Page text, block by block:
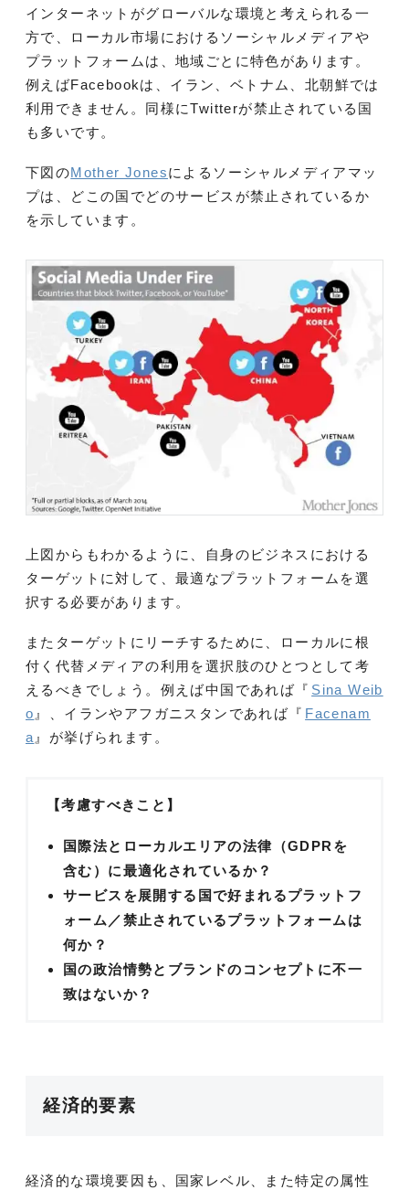
インターネットがグローバルな環境と考えられる一
方で、ローカル市場におけるソーシャルメディアや
プラットフォームは、地域ごとに特色があります。
例えばFacebookは、イラン、ベトナム、北朝鮮では
利用できません。同様にTwitterが禁止されている国
も多いです。
下図のMother Jonesによるソーシャルメディアマッ
プは、どこの国でどのサービスが禁止されているか
を示しています。
上図からもわかるように、自身のビジネスにおける
ターゲットに対して、最適なプラットフォームを選
択する必要があります。
またターゲットにリーチするために、ローカルに根
付く代替メディアの利用を選択肢のひとつとして考
えるべきでしょう。例えば中国であれば『 Sina Weib
o 』、イランやアフガニスタンであれば『 Facenam
a 』が挙げられます。
【考慮すべきこと】
国際法とローカルエリアの法律（GDPRを
含む）に最適化されているか？
サービスを展開する国で好まれるプラットフ
ォーム／禁止されているプラットフォームは
何か？
国の政治情勢とブランドのコンセプトに不一
致はないか？
経済的要素
経済的な環境要因も、国家レベル、また特定の属性